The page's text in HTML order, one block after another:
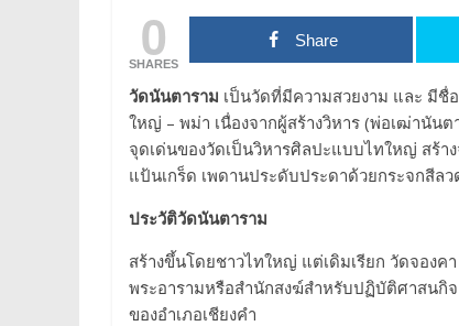
0
SHARES
Share
วัดนันตาราม เป็นวัดที่มีความสวยงาม และ มีชื่
ใหญ่ – พม่า เนื่องจากผู้สร้างวิหาร (พ่อเฒ่านัน
จุดเด่นของวัดเป็นวิหารศิลปะแบบไทใหญ่ สร้
แป้นเกร็ด เพดานประดับประดาด้วยกระจกสีล
ประวัติวัดนันตาราม
สร้างขึ้นโดยชาวไทใหญ่ แต่เดิมเรียก วัดจองค
พระอารามหรือสำนักสงฆ์สำหรับปฏิบัติศาสนกิ
ของอำเภอเชียงคำ